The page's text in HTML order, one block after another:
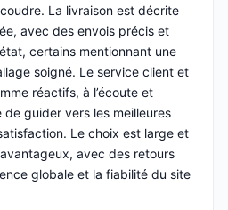
La livraison est décrite
avec des envois précis et
certains mentionnant une
soigné. Le service client et
réactifs, à l’écoute et
guider vers les meilleures
Le choix est large et
avec des retours
globale et la fiabilité du site